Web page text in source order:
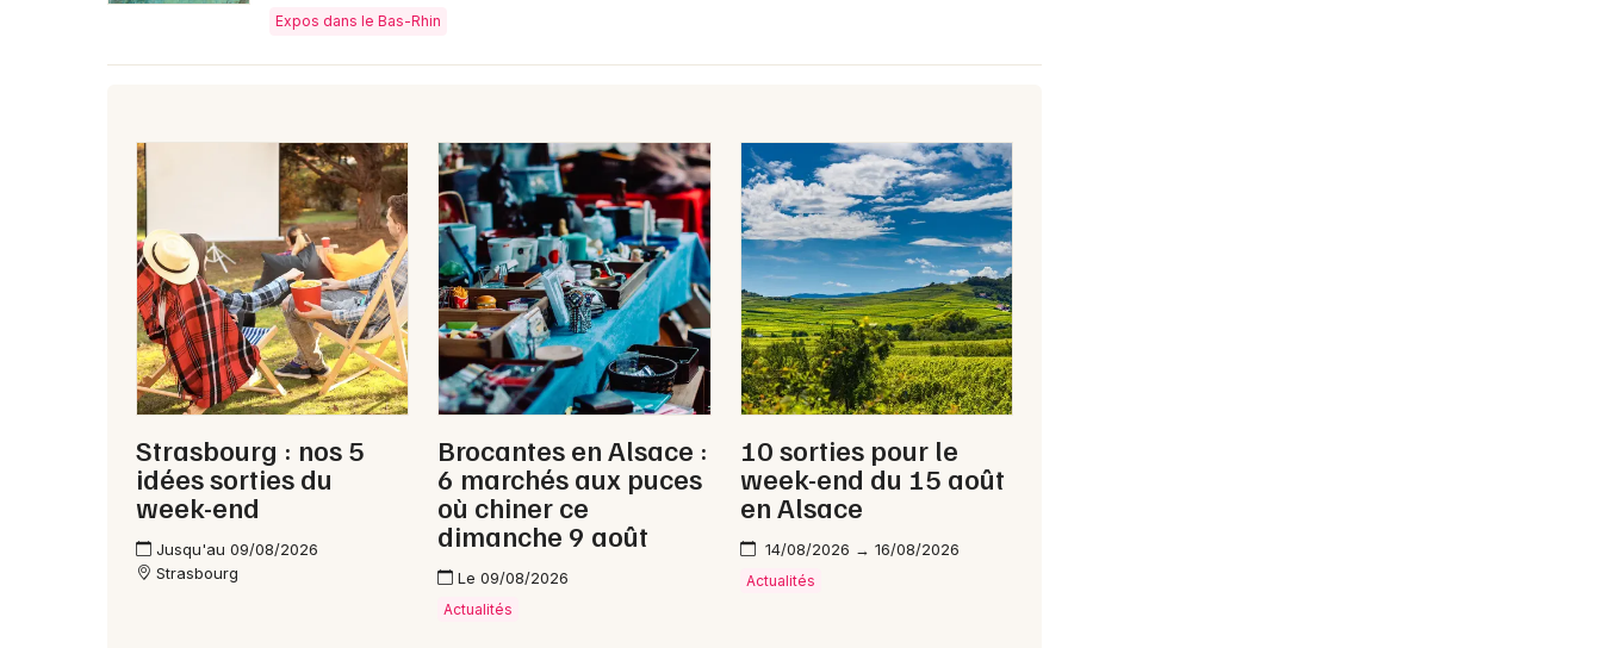
Expos dans le Bas-Rhin
Strasbourg : nos 5
idées sorties du
week-end
Jusqu'au 09/08/2026
Strasbourg
Brocantes en Alsace :
6 marchés aux puces
où chiner ce
dimanche 9 août
Le 09/08/2026
Actualités
10 sorties pour le
week-end du 15 août
en Alsace
14/08/2026 → 16/08/2026
Actualités